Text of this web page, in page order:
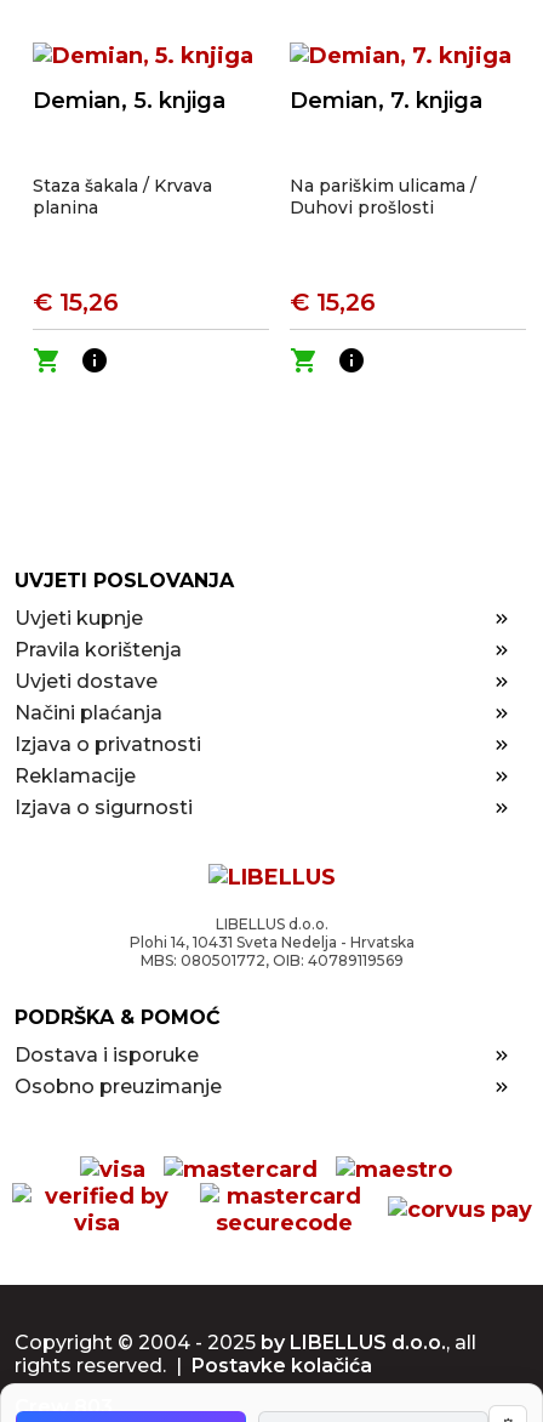
Demian, 5. knjiga
Staza šakala / Krvava
planina
€ 15,26
shopping_cart
info
Demian, 7. knjiga
Na pariškim ulicama /
Duhovi prošlosti
€ 15,26
shopping_cart
info
UVJETI POSLOVANJA
Uvjeti kupnje
Pravila korištenja
Uvjeti dostave
Načini plaćanja
Izjava o privatnosti
Reklamacije
Izjava o sigurnosti
LIBELLUS d.o.o.
Plohi 14, 10431 Sveta Nedelja - Hrvatska
MBS: 080501772, OIB: 40789119569
PODRŠKA & POMOĆ
Dostava i isporuke
Osobno preuzimanje
Copyright © 2004 - 2025 by LIBELLUS d.o.o., all
rights reserved. | Postavke kolačića
Crew 803